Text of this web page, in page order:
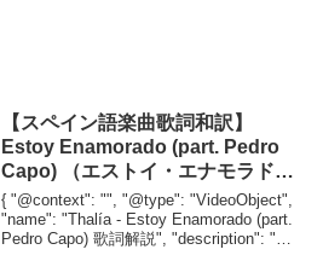
【スペイン語楽曲歌詞和訳】
Estoy Enamorado (part. Pedro
Capo) （エストイ・エナモラド）
／Thalía（タリア）
{ "@context": "", "@type": "VideoObject",
"name": "Thalía - Estoy Enamorado (part.
Pedro Capo) 歌詞解説", "description": "ス